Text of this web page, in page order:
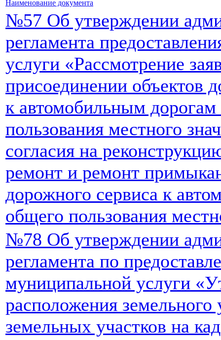
Наименование документа
№57 Об утверждении
регламента
услуги «Рассмотрение
присоединении объектов
к автомобильным
пользования местного
согласия на
ремонт и ремонт
дорожного сервиса к
общего пользования
№78 Об утверждении
регламента по
муниципальной услуги
расположения земельного
земельных участков на